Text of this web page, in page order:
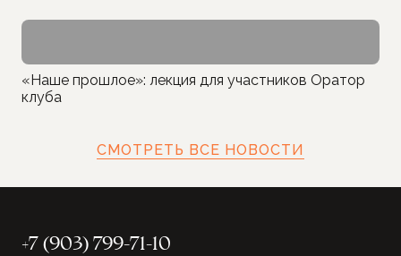
«Наше прошлое»: лекция для участников Оратор
клуба
СМОТРЕТЬ ВСЕ НОВОСТИ
+7 (903) 799-71-10